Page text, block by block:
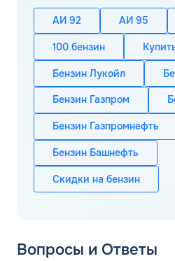
АИ 92 АИ 95
100 бензин
Бензин Лукойл
Бензин Газпром
Бензин Газпромнефть
Бензин Башнефть
Скидки на бензин
Вопросы и Ответы